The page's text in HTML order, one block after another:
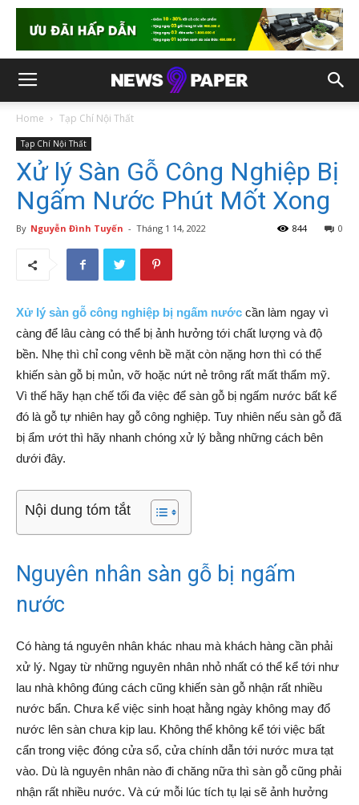
Home Tạp Chí Nội Thất
Tạp Chí Nội Thất
Xử lý Sàn Gỗ Công Nghiệp Bị
Ngấm Nước Phút Mốt Xong
By Nguyễn Đình Tuyến - Tháng 1 14, 2022 0
844
Xử lý sàn gỗ công nghiệp bị ngấm nước cần làm ngay vì
càng để lâu càng có thể bị ảnh hưởng tới chất lượng và độ
bền. Nhẹ thì chỉ cong vênh bề mặt còn nặng hơn thì có thể
khiến sàn gỗ bị mủn, vỡ hoặc nứt nẻ trông rất mất thẩm mỹ.
Vì thế hãy hạn chế tối đa việc để sàn gỗ bị ngấm nước bất kể
đó là gỗ tự nhiên hay gỗ công nghiệp. Tuy nhiên nếu sàn gỗ đã
bị ẩm ướt thì hãy nhanh chóng xử lý bằng những cách bên
dưới đây.
Nội dung tóm tắt
Nguyên nhân sàn gỗ bị ngấm
nước
Có hàng tá nguyên nhân khác nhau mà khách hàng cần phải
xử lý. Ngay từ những nguyên nhân nhỏ nhất có thể kể tới như
lau nhà không đúng cách cũng khiến sàn gỗ nhận rất nhiều
nước bẩn. Chưa kể việc sinh hoạt hằng ngày không may đổ
nước lên sàn chưa kịp lau. Không thể không kể tới việc bất
cẩn trong việc đóng cửa sổ, cửa chính dẫn tới nước mưa tạt
vào. Dù là nguyên nhân nào đi chăng nữa thì sàn gỗ cũng phải
nhận rất nhiều nước. Và cứ mỗi lúc tích tụ lại sẽ ảnh hưởng